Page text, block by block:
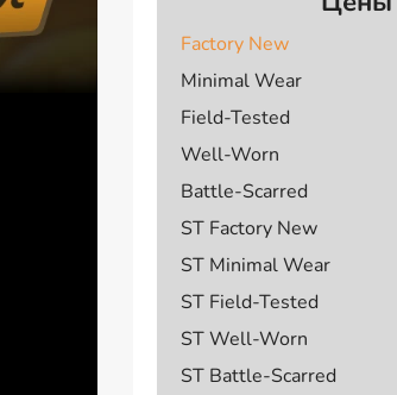
Factory New
Minimal Wear
Field-Tested
Well-Worn
Battle-Scarred
ST Factory New
ST Minimal Wear
ST Field-Tested
ST Well-Worn
ST Battle-Scarred